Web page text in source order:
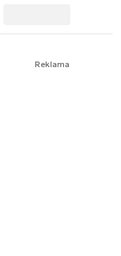
Reklama